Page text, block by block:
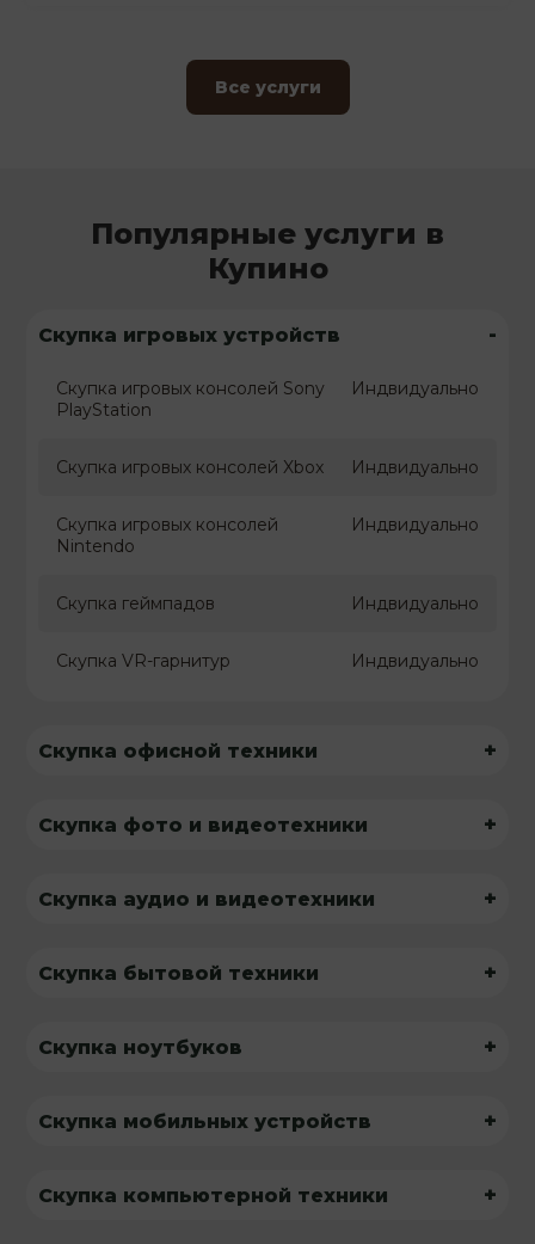
Все услуги
Популярные услуги в
Купино
Скупка игровых устройств -
Скупка игровых консолей Sony
PlayStation
Индвидуально
Скупка игровых консолей Xbox Индвидуально
Скупка игровых консолей
Nintendo
Индвидуально
Скупка геймпадов Индвидуально
Скупка VR-гарнитур Индвидуально
Скупка офисной техники +
Скупка фото и видеотехники +
Скупка аудио и видеотехники +
Скупка бытовой техники +
Скупка ноутбуков +
Скупка мобильных устройств +
Скупка компьютерной техники +